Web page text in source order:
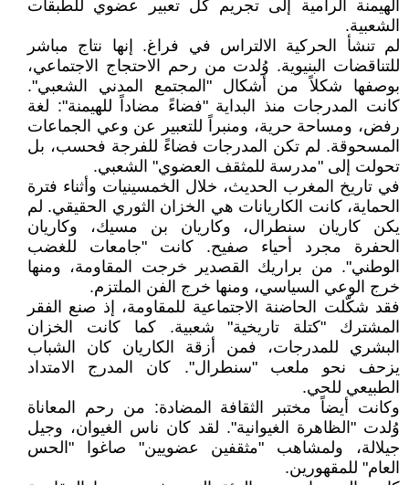
الهيمنة الرامية إلى تجريم كل تعبير عضوي للطبقات
الشعبية.
لم تنشأ الحركية الالتراس في فراغ. إنها نتاج مباشر
للتناقضات البنيوية. وُلدت من رحم الاحتجاج الاجتماعي،
بوصفها شكلاً من أشكال "المجتمع المدني الشعبي".
كانت المدرجات منذ البداية "فضاءً مضاداً للهيمنة": لغة
رفض، ومساحة حرية، ومنبراً للتعبير عن وعي الجماعات
المسحوقة. لم تكن المدرجات فضاءً للفرجة فحسب، بل
تحولت إلى "مدرسة للمثقف العضوي" الشعبي.
في تاريخ المغرب الحديث، خلال الخمسينيات وأثناء فترة
الحماية، كانت الكاريانات هي الخزان الثوري الحقيقي. لم
يكن كاريان سنطرال، وكاريان بن مسيك، وكاريان
الحفرة مجرد أحياء صفيح. كانت "جامعات للغضب
الوطني". من براريك القصدير خرجت المقاومة، ومنها
خرج الوعي السياسي، ومنها خرج الفن الملتزم.
فقد شكّلت الحاضنة الاجتماعية للمقاومة، إذ صنع الفقر
المشترك "كتلة تاريخية" شعبية. كما كانت الخزان
البشري للمدرجات، فمن أزقة الكاريان كان الشباب
يزحف نحو ملعب "سنطرال". كان المدرج الامتداد
الطبيعي للحي.
وكانت أيضاً مختبر الثقافة المضادة: من رحم المعاناة
وُلدت "الظاهرة الغيوانية". لقد كان ناس الغيوان، وجيل
جيلالة، ولمشاهب "مثقفين عضويين" صاغوا "الحس
العام" للمقهورين.